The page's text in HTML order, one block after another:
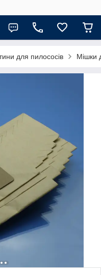
для пилососів Мішки